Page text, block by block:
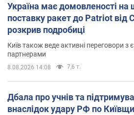
Україна має домовленості на
поставку ракет до Patriot
розкрив подробиці
Київ також веде активні переговори з
партнерами
8.08.2026 14:08 7,6 т.
Дбала про учнів та
внаслідок удару РФ по